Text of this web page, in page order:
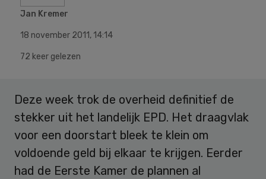
Jan Kremer
18 november 2011, 14:14
72 keer gelezen
Deze week trok de overheid definitief de
stekker uit het landelijk EPD. Het draagvlak
voor een doorstart bleek te klein om
voldoende geld bij elkaar te krijgen. Eerder
had de Eerste Kamer de plannen al